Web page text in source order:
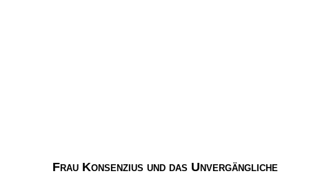
Frau Konsenzius und das Unvergängliche